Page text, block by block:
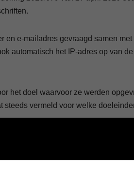
e-mailadres gevraagd samen
automatisch het IP-adres op van
het doel waarvoor ze werden
vermeld voor welke
actief heeft achtergelaten.